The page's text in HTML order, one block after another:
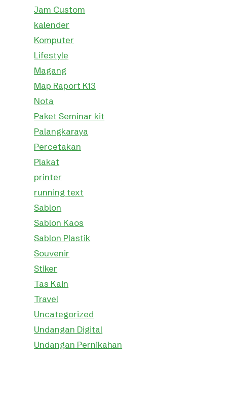
Jam Custom
kalender
Komputer
Lifestyle
Magang
Map Raport K13
Nota
Paket Seminar kit
Palangkaraya
Percetakan
Plakat
printer
running text
Sablon
Sablon Kaos
Sablon Plastik
Souvenir
Stiker
Tas Kain
Travel
Uncategorized
Undangan Digital
Undangan Pernikahan